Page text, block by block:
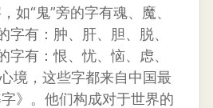
如“鬼”旁的字有魂、魔、
字有：肿、肝、胆、脱、
字有：恨、忧、恼、虑、
境，这些字都来自中国最
》。他们构成对于世界的